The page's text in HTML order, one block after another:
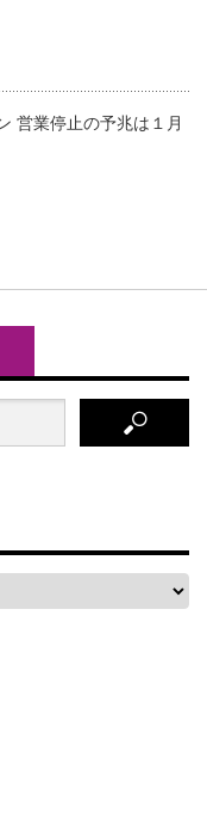
営業停止の予兆は１月